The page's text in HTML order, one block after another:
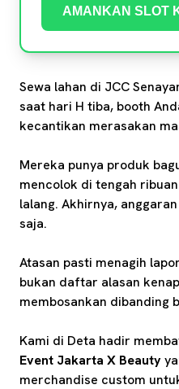
AMANKAN SLOT
Sewa lahan di JCC
saat hari H tiba, booth
kecantikan merasakan
Mereka punya produk
mencolok di tengah
lalang. Akhirnya,
saja.
Atasan pasti menagih
bukan daftar alasan
membosankan dibanding
Kami di Deta hadir
Event Jakarta X Beauty
merchandise custom